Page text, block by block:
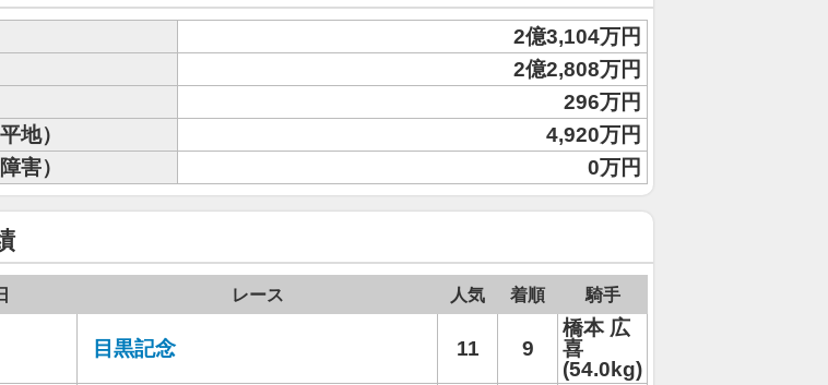
2億3,104万円
2億2,808万円
296万円
地）
4,920万円
害）
0万円
レース 人気 着順 騎手
目黒記念 11 9
橋本 広
喜
(54.0kg)